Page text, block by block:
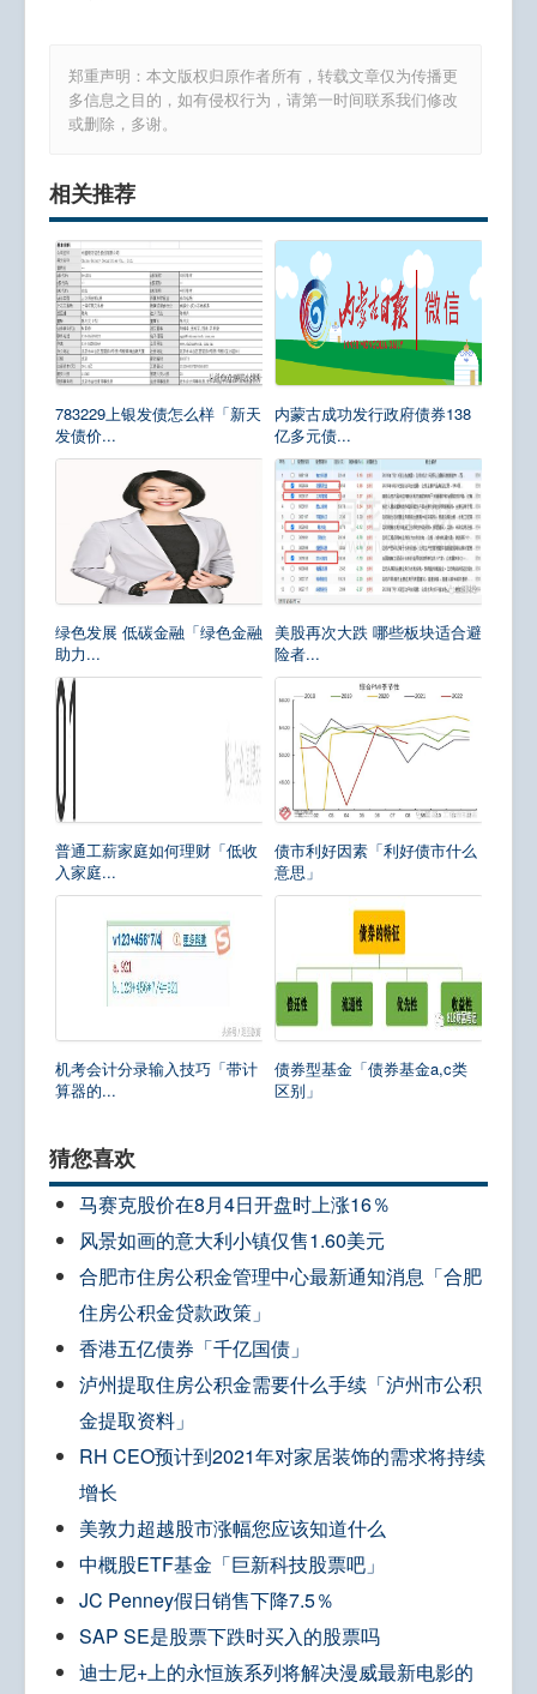
郑重声明：本文版权归原作者所有，转载文章仅为传播更
多信息之目的，如有侵权行为，请第一时间联系我们修改
或删除，多谢。
相关推荐
783229上银发债怎么样「新天
发债价...
内蒙古成功发行政府债券138
亿多元债...
绿色发展 低碳金融「绿色金融
助力...
美股再次大跌 哪些板块适合避
险者...
普通工薪家庭如何理财「低收
入家庭...
债市利好因素「利好债市什么
意思」
机考会计分录输入技巧「带计
算器的...
债券型基金「债券基金a,c类
区别」
猜您喜欢
马赛克股价在8月4日开盘时上涨16％
风景如画的意大利小镇仅售1.60美元
合肥市住房公积金管理中心最新通知消息「合肥
住房公积金贷款政策」
香港五亿债券「千亿国债」
泸州提取住房公积金需要什么手续「泸州市公积
金提取资料」
RH CEO预计到2021年对家居装饰的需求将持续
增长
美敦力超越股市涨幅您应该知道什么
中概股ETF基金「巨新科技股票吧」
JC Penney假日销售下降7.5％
SAP SE是股票下跌时买入的股票吗
迪士尼+上的永恒族系列将解决漫威最新电影的